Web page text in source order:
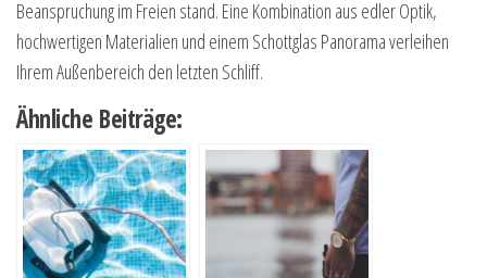
Beanspruchung im Freien stand. Eine Kombination aus edler Optik,
hochwertigen Materialien und einem Schottglas Panorama verleihen
Ihrem Außenbereich den letzten Schliff.
Ähnliche Beiträge: